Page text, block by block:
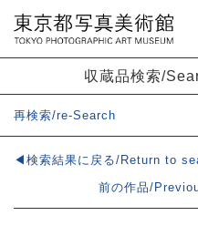
収蔵品検索/
再検索/re-Search
◀検索結果に戻る/Return to
前の作品/